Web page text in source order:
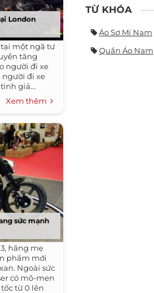
London
một ngã tư
tăng
người đi xe
người đi xe
giả...
Xem thêm
sức mạnh
hãng mẹ
phẩm mới
Ngoài sức
có mô-men
từ 0 lên
TỪ KHÓA
Áo Sơ Mi Nam
Quần Áo Nam